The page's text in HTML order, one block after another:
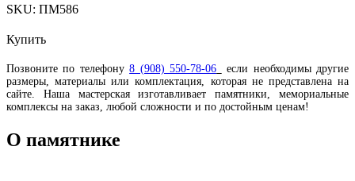
SKU: ПМ586
Купить
Позвоните по телефону8 (908) 550-78-06
если необходимы другие
размеры, материалы или комплектация, которая не представлена на
сайте. Наша мастерская изготавливает памятники, мемориальные
комплексы на заказ, любой сложности и по достойным ценам!
О памятнике